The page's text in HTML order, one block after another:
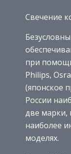
Свечение
при
Philips,
(японское
России
две марки,
наиболее
моделях.